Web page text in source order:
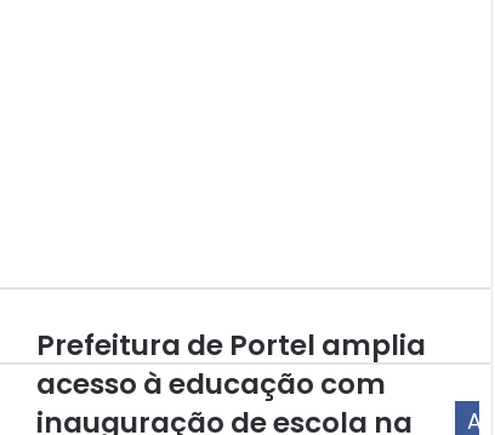
P
r
e
f
Prefeitura de Portel amplia
acesso à educação com
inauguração de escola na
A